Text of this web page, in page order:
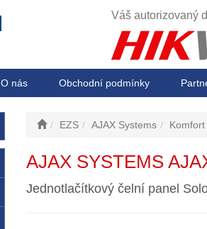
Váš autorizovaný
O nás Obchodní podmínky
EZS AJAX Systems
AJAX SYSTEMS
Jednotlačítkový čelní panel